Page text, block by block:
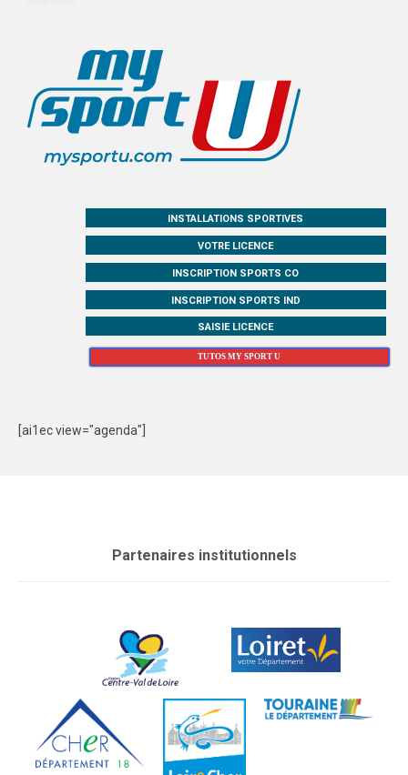
INSTALLATIONS SPORTIVES
VOTRE LICENCE
INSCRIPTION SPORTS CO
INSCRIPTION SPORTS IND
SAISIE LICENCE
TUTOS MY SPORT U
[ai1ec view="agenda"]
Partenaires institutionnels